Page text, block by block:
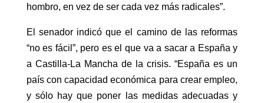
hombro, en vez de ser cada vez más radicales”.
El senador indicó que el camino de las reformas
“no es fácil”, pero es el que va a sacar a España y
a Castilla-La Mancha de la crisis. “España es un
país con capacidad económica para crear empleo,
y sólo hay que poner las medidas adecuadas y